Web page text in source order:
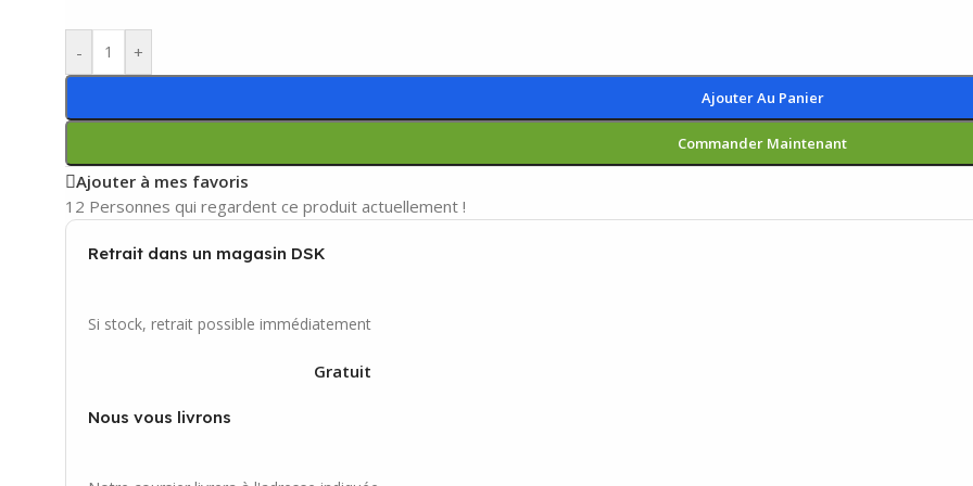
- +
Ajouter Au Panier
Commander Maintenant
Ajouter à mes favoris
12 Personnes qui regardent ce produit actuellement !
Retrait dans un magasin DSK
Si stock, retrait possible immédiatement
Gratuit
Nous vous livrons